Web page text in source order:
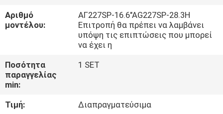
ΓΎΡΟΣ
ΕΡΓΟΣΤΑΣΊΩΝ
ΠΟΙΟΤΙΚΌΣ
Αριθμό
μοντέλου:
ΑΓ227SP-16.6"AG227SP-28.3Η
Επιτροπή θα πρέπει να λαμβάνει
υπόψη τις επιπτώσεις που μπορεί
να έχει η
Ποσότητα
παραγγελίας
min:
1 SET
Τιμή:
Διαπραγματεύσιμα